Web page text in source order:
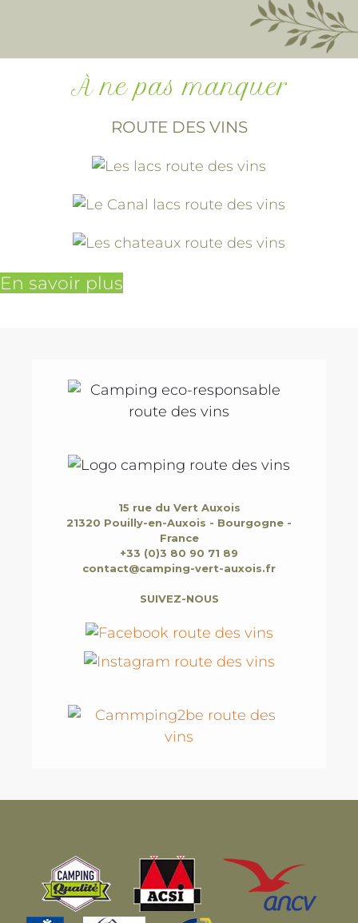
À ne pas manquer
ROUTE DES VINS
En savoir plus
15 rue du Vert Auxois
21320 Pouilly-en-Auxois - Bourgogne -
France
+33 (0)3 80 90 71 89
contact@camping-vert-auxois.fr
SUIVEZ-NOUS